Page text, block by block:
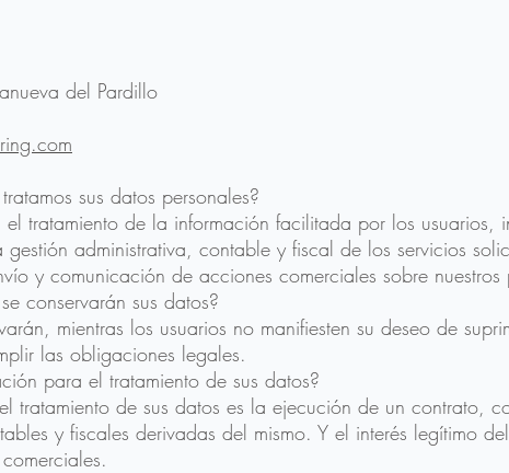
del Pardillo
sus datos personales?
el tratamiento de la información facilitada por los usuarios,
gestión administrativa, contable y fiscal de los servicios
y comunicación de acciones comerciales sobre nuestros
conservarán sus datos?
mientras los usuarios no manifiesten su deseo de
las obligaciones legales.
para el tratamiento de sus datos?
tratamiento de sus datos es la ejecución de un contrato,
y fiscales derivadas del mismo. Y el interés legítimo